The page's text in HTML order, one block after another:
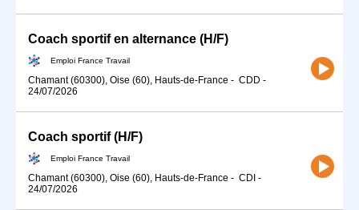
Coach sportif en alternance (H/F)
Emploi France Travail
Chamant (60300), Oise (60), Hauts-de-France - CDD -
24/07/2026
Coach sportif (H/F)
Emploi France Travail
Chamant (60300), Oise (60), Hauts-de-France - CDI -
24/07/2026